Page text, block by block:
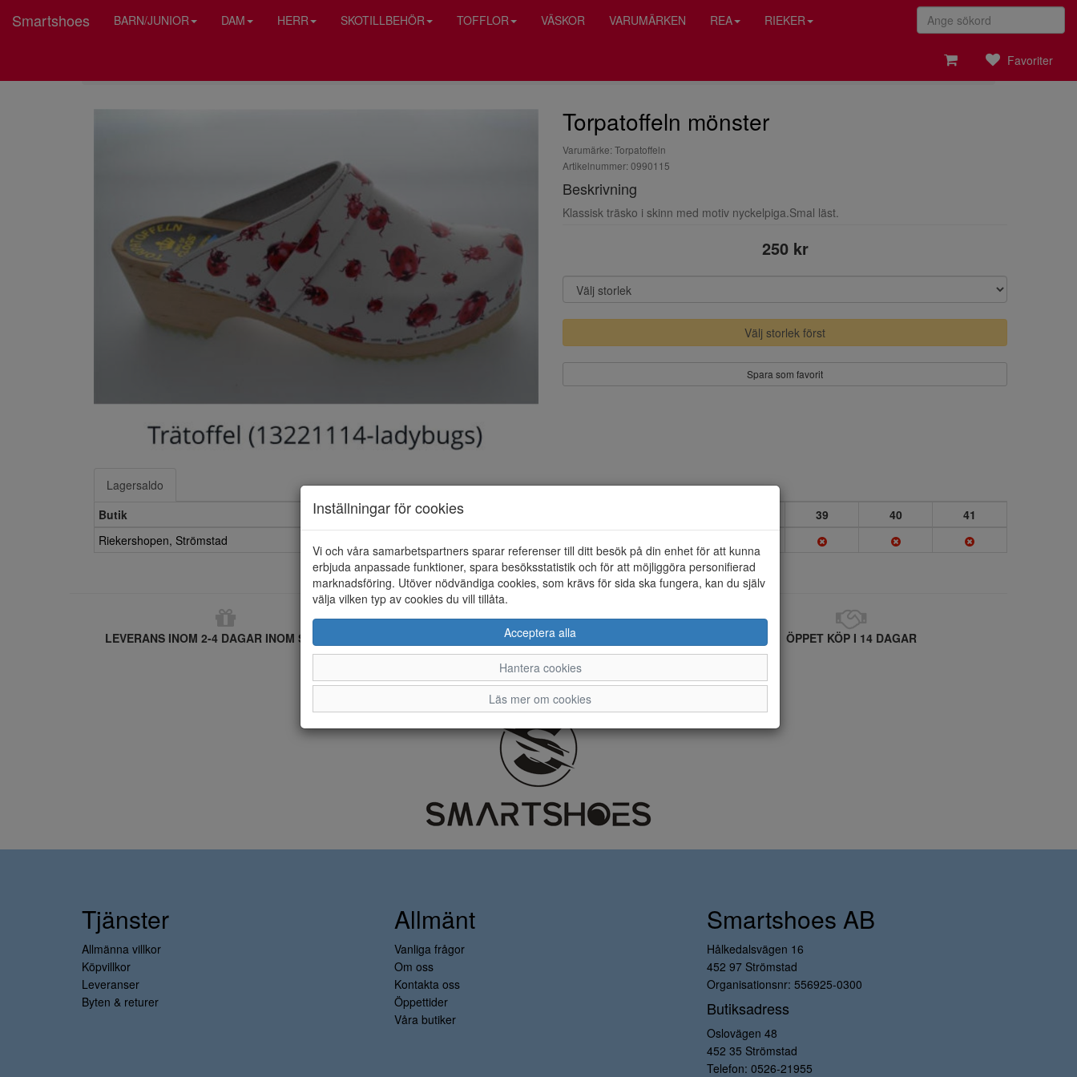
Smartshoes BARN/JUNIOR DAM HERR SKOTILLBEHÖR TOFFLOR VÄSKOR VARUMÄRKEN REA RIEKER
Favoriter
Torpatoffeln mönster
Varumärke: Torpatoffeln
Artikelnummer: 0990115
Beskrivning
Klassisk träsko i skinn med motiv nyckelpiga.Smal läst.
250 kr
Välj storlek först
Spara som favorit
Lagersaldo
Butik
39 40
41
Riekershopen, Strömstad
LEVERANS INOM 2-4 DAGAR INOM SVERIGE FRI FRAKT VID KÖP ÖVER 1.000 KR ÖPPET KÖP I 14 DAGAR
ÅNGRA KÖP
Inställningar för cookies
Vi och våra samarbetspartners sparar referenser till ditt besök på din enhet för att kunna
erbjuda anpassade funktioner, spara besöksstatistik och för att möjliggöra personifierad
marknadsföring. Utöver nödvändiga cookies, som krävs för sida ska fungera, kan du själv
välja vilken typ av cookies du vill tillåta.
Acceptera alla
Hantera cookies
Läs mer om cookies
Tjänster
Allmänna villkor
Köpvillkor
Leveranser
Byten & returer
Allmänt
Vanliga frågor
Om oss
Kontakta oss
Öppettider
Våra butiker
Smartshoes AB
Hålkedalsvägen 16
452 97 Strömstad
Organisationsnr: 556925-0300
Butiksadress
Oslovägen 48
452 35 Strömstad
Telefon: 0526-21955